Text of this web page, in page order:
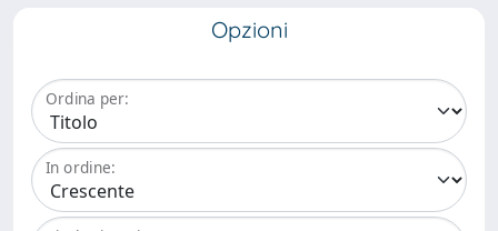
Opzioni
Ordina per:
In ordine: